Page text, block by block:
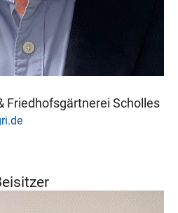
Friedhofsgärtnerei Scholles